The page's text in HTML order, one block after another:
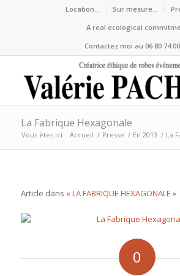
Location… Sur mesure…
A real ecological
Contactez moi au 06 80 74
La Fabrique Hexagonale
Vous êtes ici : Accueil / Presse / En 2013 / La
Article dans « LA FABRIQUE HEXAGONALE »
0